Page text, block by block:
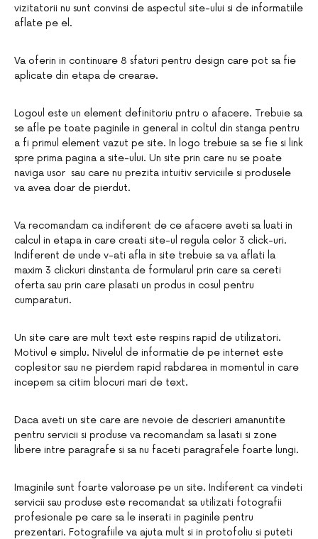
vizitatorii nu sunt convinsi de aspectul site-ului si de informatiile
aflate pe el.
Va oferin in continuare 8 sfaturi pentru design care pot sa fie
aplicate din etapa de crearae.
Logoul este un element definitoriu pntru o afacere. Trebuie sa
se afle pe toate paginile in general in coltul din stanga pentru
a fi primul element vazut pe site. In logo trebuie sa se fie si link
spre prima pagina a site-ului. Un site prin care nu se poate
naviga usor sau care nu prezita intuitiv serviciile si produsele
va avea doar de pierdut.
Va recomandam ca indiferent de ce afacere aveti sa luati in
calcul in etapa in care creati site-ul regula celor 3 click-uri.
Indiferent de unde v-ati afla in site trebuie sa va aflati la
maxim 3 clickuri dinstanta de formularul prin care sa cereti
oferta sau prin care plasati un produs in cosul pentru
cumparaturi.
Un site care are mult text este respins rapid de utilizatori.
Motivul e simplu. Nivelul de informatie de pe internet este
coplesitor sau ne pierdem rapid rabdarea in momentul in care
incepem sa citim blocuri mari de text.
Daca aveti un site care are nevoie de descrieri amanuntite
pentru servicii si produse va recomandam sa lasati si zone
libere intre paragrafe si sa nu faceti paragrafele foarte lungi.
Imaginile sunt foarte valoroase pe un site. Indiferent ca vindeti
servicii sau produse este recomandat sa utilizati fotografii
profesionale pe care sa le inserati in paginile pentru
prezentari. Fotografiile va ajuta mult si in protofoliu si puteti